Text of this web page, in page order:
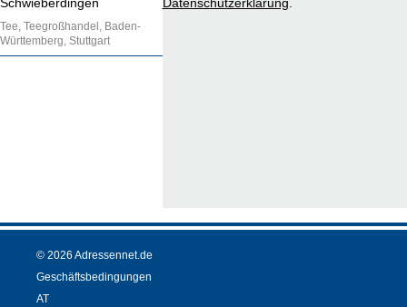
Tee, Teegroßhandel, Baden-
Württemberg, Stuttgart
© 2026 Adressennet.de
Geschäftsbedingungen
AT